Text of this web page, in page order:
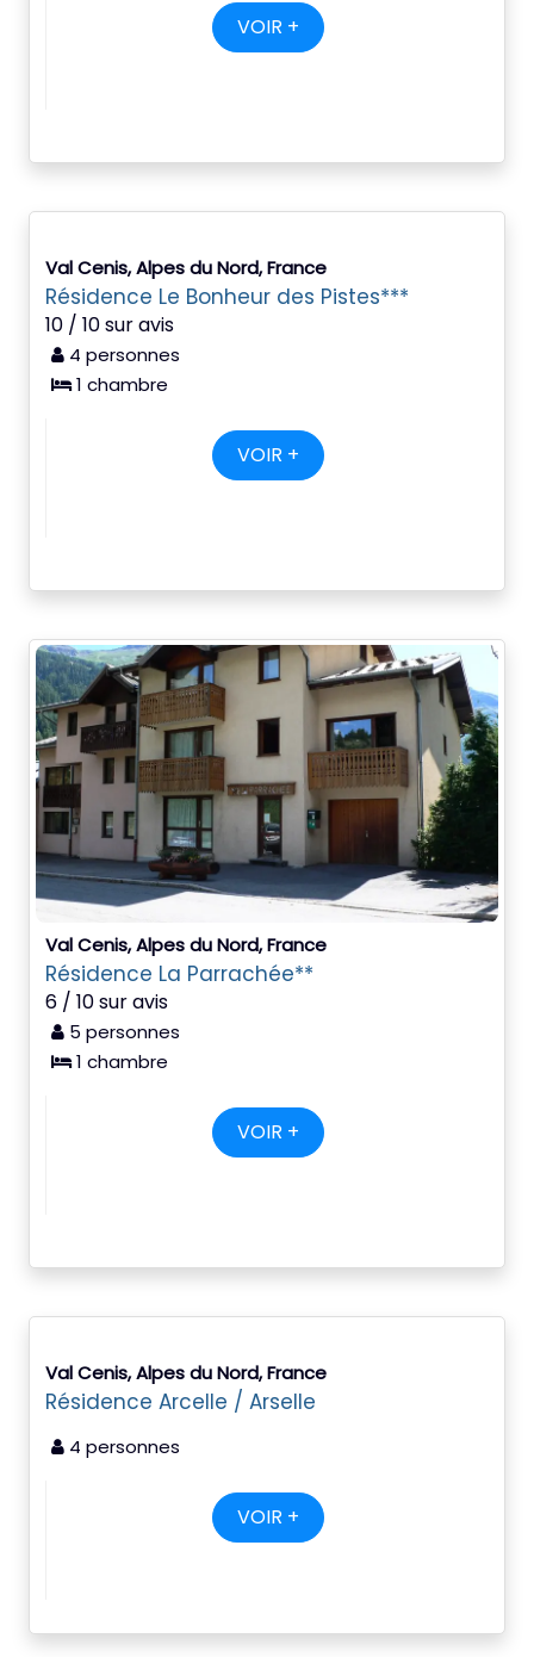
VOIR +
Val Cenis, Alpes du Nord, France
Résidence Le Bonheur des Pistes***
10 / 10 sur avis
4 personnes
1 chambre
VOIR +
Val Cenis, Alpes du Nord, France
Résidence La Parrachée**
6 / 10 sur avis
5 personnes
1 chambre
VOIR +
Val Cenis, Alpes du Nord, France
Résidence Arcelle / Arselle
4 personnes
VOIR +